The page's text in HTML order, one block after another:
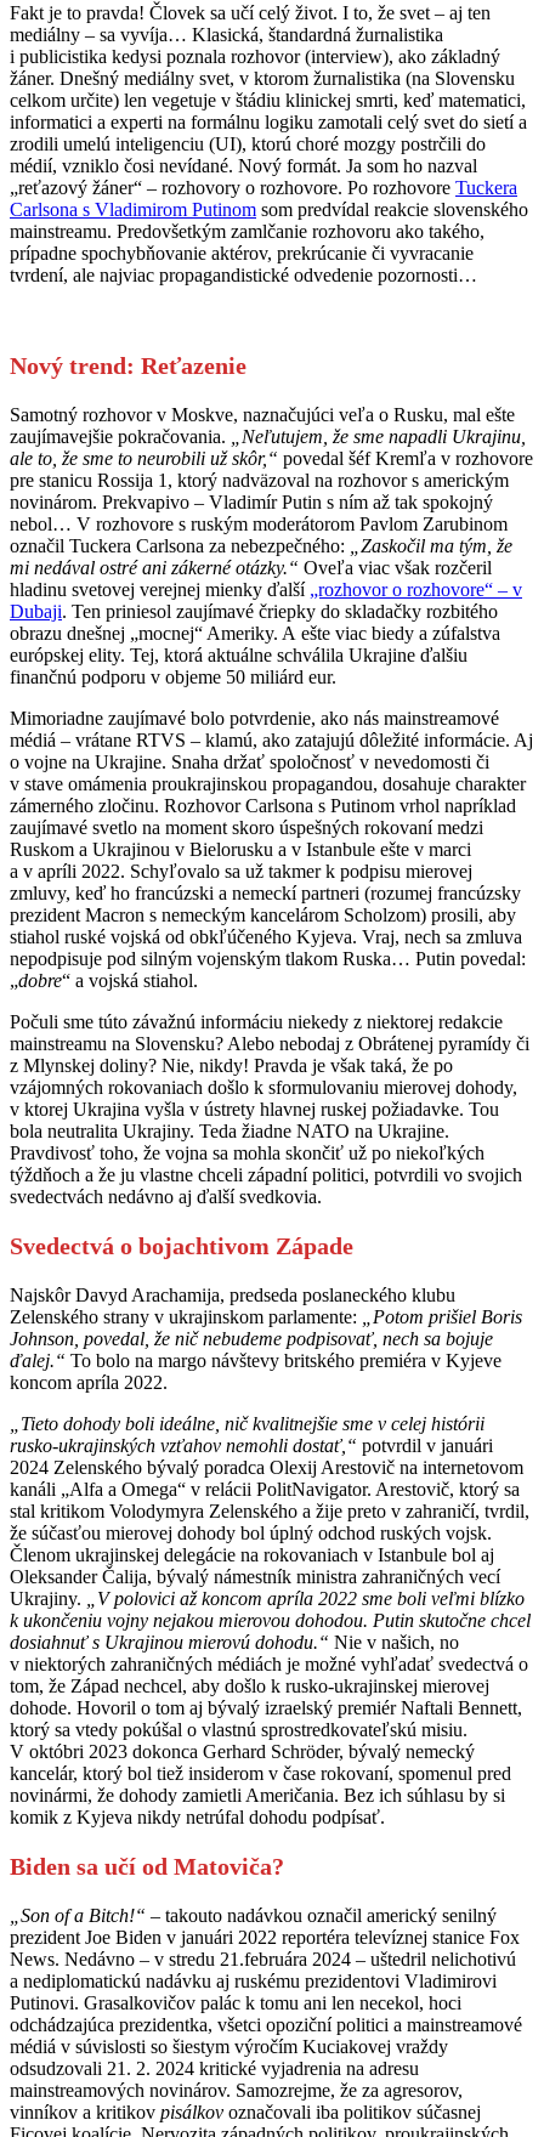
Fakt je to pravda! Človek sa učí celý život. I to, že svet – aj ten
mediálny – sa vyvíja… Klasická, štandardná žurnalistika
i publicistika kedysi poznala rozhovor (interview), ako základný
žáner. Dnešný mediálny svet, v ktorom žurnalistika (na Slovensku
celkom určite) len vegetuje v štádiu klinickej smrti, keď matematici,
informatici a experti na formálnu logiku zamotali celý svet do sietí a
zrodili umelú inteligenciu (UI), ktorú choré mozgy postrčili do
médií, vzniklo čosi nevídané. Nový formát. Ja som ho nazval
„reťazový žáner“ – rozhovory o rozhovore. Po rozhovore Tuckera
Carlsona s Vladimirom Putinom som predvídal reakcie slovenského
mainstreamu. Predovšetkým zamlčanie rozhovoru ako takého,
prípadne spochybňovanie aktérov, prekrúcanie či vyvracanie
tvrdení, ale najviac propagandistické odvedenie pozornosti…
Nový trend: Reťazenie
Samotný rozhovor v Moskve, naznačujúci veľa o Rusku, mal ešte
zaujímavejšie pokračovania.
„Neľutujem, že sme napadli Ukrajinu,
ale to, že sme to neurobili už skôr,“ povedal šéf Kremľa v rozhovore
pre stanicu Rossija 1, ktorý nadväzoval na rozhovor s americkým
novinárom. Prekvapivo – Vladimír Putin s ním až tak spokojný
nebol… V rozhovore s ruským moderátorom Pavlom Zarubinom
označil Tuckera Carlsona za nebezpečného:
„Zaskočil ma tým, že
mi nedával ostré ani zákerné otázky.“ Oveľa viac však rozčeril
hladinu svetovej verejnej mienky ďalší „rozhovor o rozhovore“ – v
Dubaji. Ten priniesol zaujímavé čriepky do skladačky rozbitého
obrazu dnešnej „mocnej“ Ameriky. A ešte viac biedy a zúfalstva
európskej elity. Tej, ktorá aktuálne schválila Ukrajine ďalšiu
finančnú podporu v objeme 50 miliárd eur.
Mimoriadne zaujímavé bolo potvrdenie, ako nás mainstreamové
médiá – vrátane RTVS – klamú, ako zatajujú dôležité informácie. Aj
o vojne na Ukrajine. Snaha držať spoločnosť v nevedomosti či
v stave omámenia proukrajinskou propagandou, dosahuje charakter
zámerného zločinu. Rozhovor Carlsona s Putinom vrhol napríklad
zaujímavé svetlo na moment skoro úspešných rokovaní medzi
Ruskom a Ukrajinou v Bielorusku a v Istanbule ešte v marci
a v apríli 2022. Schyľovalo sa už takmer k podpisu mierovej
zmluvy, keď ho francúzski a nemeckí partneri (rozumej francúzsky
prezident Macron s nemeckým kancelárom Scholzom) prosili, aby
stiahol ruské vojská od obkľúčeného Kyjeva. Vraj, nech sa zmluva
nepodpisuje pod silným vojenským tlakom Ruska… Putin povedal:
„dobre“ a vojská stiahol.
Počuli sme túto závažnú informáciu niekedy z niektorej redakcie
mainstreamu na Slovensku? Alebo nebodaj z Obrátenej pyramídy či
z Mlynskej doliny? Nie, nikdy! Pravda je však taká, že po
vzájomných rokovaniach došlo k sformulovaniu mierovej dohody,
v ktorej Ukrajina vyšla v ústrety hlavnej ruskej požiadavke. Tou
bola neutralita Ukrajiny. Teda žiadne NATO na Ukrajine.
Pravdivosť toho, že vojna sa mohla skončiť už po niekoľkých
týždňoch a že ju vlastne chceli západní politici, potvrdili vo svojich
svedectvách nedávno aj ďalší svedkovia.
Svedectvá o bojachtivom Západe
Najskôr Davyd Arachamija, predseda poslaneckého klubu
Zelenského strany v ukrajinskom parlamente:
„Potom prišiel Boris
Johnson, povedal, že nič nebudeme podpisovať, nech sa bojuje
ďalej.“ To bolo na margo návštevy britského premiéra v Kyjeve
koncom apríla 2022.
„Tieto dohody boli ideálne, nič kvalitnejšie sme v celej histórii
rusko-ukrajinských vzťahov nemohli dostať,“ potvrdil v januári
2024 Zelenského bývalý poradca Olexij Arestovič na internetovom
kanáli „Alfa a Omega“ v relácii PolitNavigator. Arestovič, ktorý sa
stal kritikom Volodymyra Zelenského a žije preto v zahraničí, tvrdil,
že súčasťou mierovej dohody bol úplný odchod ruských vojsk.
Členom ukrajinskej delegácie na rokovaniach v Istanbule bol aj
Oleksander Čalija, bývalý námestník ministra zahraničných vecí
Ukrajiny.
„V polovici až koncom apríla 2022 sme boli veľmi blízko
k ukončeniu vojny nejakou mierovou dohodou. Putin skutočne chcel
dosiahnuť s Ukrajinou mierovú dohodu.“ Nie v našich, no
v niektorých zahraničných médiách je možné vyhľadať svedectvá o
tom, že Západ nechcel, aby došlo k rusko-ukrajinskej mierovej
dohode. Hovoril o tom aj bývalý izraelský premiér Naftali Bennett,
ktorý sa vtedy pokúšal o vlastnú sprostredkovateľskú misiu.
V októbri 2023 dokonca Gerhard Schröder, bývalý nemecký
kancelár, ktorý bol tiež insiderom v čase rokovaní, spomenul pred
novinármi, že dohody zamietli Američania. Bez ich súhlasu by si
komik z Kyjeva nikdy netrúfal dohodu podpísať.
Biden sa učí od Matoviča?
„Son of a Bitch!“ – takouto nadávkou označil americký senilný
prezident Joe Biden v januári 2022 reportéra televíznej stanice Fox
News. Nedávno – v stredu 21.februára 2024 – uštedril nelichotivú
a nediplomatickú nadávku aj ruskému prezidentovi Vladimirovi
Putinovi. Grasalkovičov palác k tomu ani len necekol, hoci
odchádzajúca prezidentka, všetci opoziční politici a mainstreamové
médiá v súvislosti so šiestym výročím Kuciakovej vraždy
odsudzovali 21. 2. 2024 kritické vyjadrenia na adresu
mainstreamových novinárov. Samozrejme, že za agresorov,
vinníkov a kritikov pisálkov označovali iba politikov súčasnej